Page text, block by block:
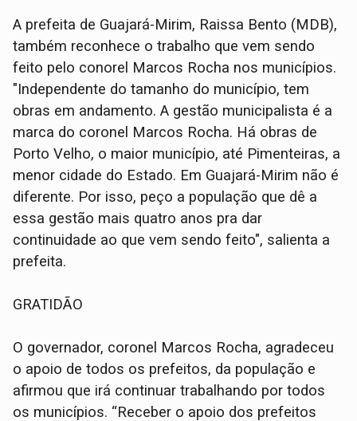
A prefeita de Guajará-Mirim, Raissa Bento (MDB),
também reconhece o trabalho que vem sendo
feito pelo conorel Marcos Rocha nos municípios.
"Independente do tamanho do município, tem
obras em andamento. A gestão municipalista é a
marca do coronel Marcos Rocha. Há obras de
Porto Velho, o maior município, até Pimenteiras, a
menor cidade do Estado. Em Guajará-Mirim não é
diferente. Por isso, peço a população que dê a
essa gestão mais quatro anos pra dar
continuidade ao que vem sendo feito", salienta a
prefeita.
GRATIDÃO
O governador, coronel Marcos Rocha, agradeceu
o apoio de todos os prefeitos, da população e
afirmou que irá continuar trabalhando por todos
os municípios. “Receber o apoio dos prefeitos